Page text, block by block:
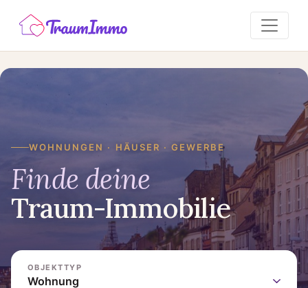
WOHNUNGEN · HÄUSER · GEWERBE
Finde deine
Traum-Immobilie
OBJEKTTYP